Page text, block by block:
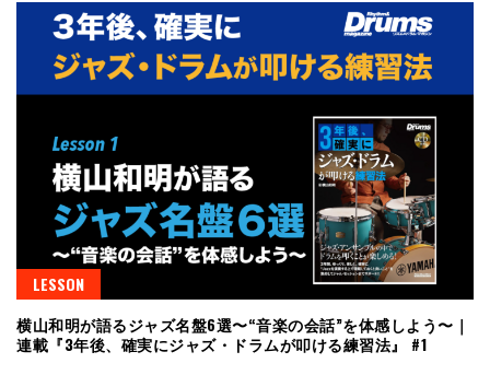
LESSON
横山和明が語るジャズ名盤6選〜“音楽の会話”を体感しよう〜｜
連載『3年後、確実にジャズ・ドラムが叩ける練習法』 #1